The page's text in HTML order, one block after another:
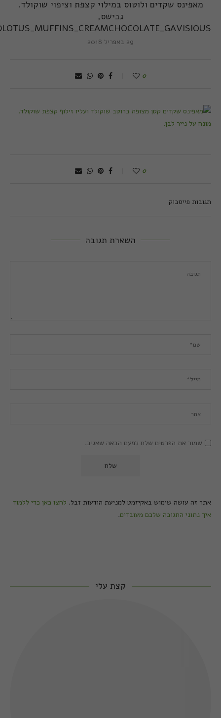
מאפינס שקדים ולוטוס במילוי קצפת וציפוי שוקולד.
גבישס,
29 באפריל 2018
0
0
תגובות פייסבוק
השארת תגובה
שמור את הפרטים שלח לפעם הבאה שאגיב.
אתר זה עושה שימוש באקיזמט למניעת הודעות זבל. לחצו כאן כדי ללמוד
איך נתוני התגובה שלכם מעובדים.
קצת עלי